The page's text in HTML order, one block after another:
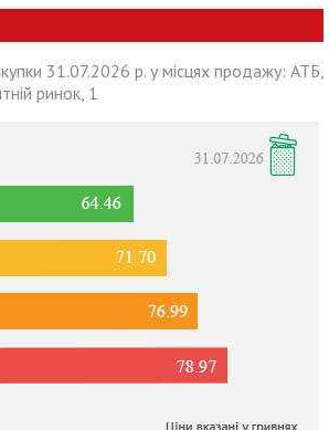
31.07.2026 р. у місцях продажу: АТБ,
ринок, 1